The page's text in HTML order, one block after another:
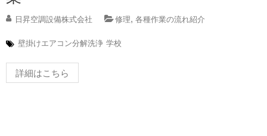
日昇空調設備株式会社 修理, 各種作業の流れ紹介
壁掛けエアコン分解洗浄 学校
詳細はこちら